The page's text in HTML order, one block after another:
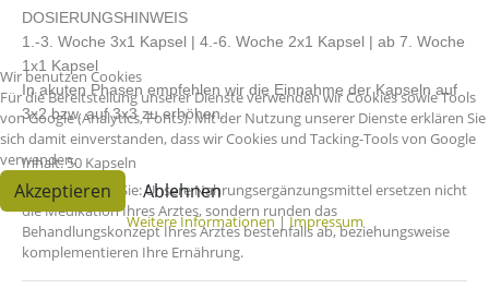
DOSIERUNGSHINWEIS
1.-3. Woche 3x1 Kapsel | 4.-6. Woche 2x1 Kapsel | ab 7. Woche
1x1 Kapsel
In akuten Phasen empfehlen wir die Einnahme der Kapseln auf
3x2 bzw. auf 3x3 zu erhöhen.
Inhalt: 50 Kapseln
Bitte beachten Sie: Unsere Nahrungsergänzungsmittel ersetzen nicht
die Medikation Ihres Arztes, sondern runden das
Behandlungskonzept Ihres Arztes bestenfalls ab, beziehungsweise
komplementieren Ihre Ernährung.
Wir benutzen Cookies
Für die Bereitstellung unserer Dienste verwenden wir Cookies sowie Tools
von Google (Analytics, Fonts). Mit der Nutzung unserer Dienste erklären Sie
sich damit einverstanden, dass wir Cookies und Tacking-Tools von Google
verwenden.
Akzeptieren Ablehnen
Weitere Informationen|Impressum